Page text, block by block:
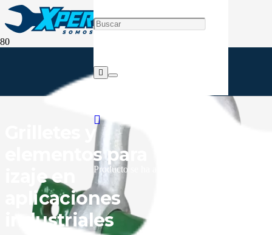
Producto
Grilletes y
elementos para
izaje en
aplicaciones
industriales